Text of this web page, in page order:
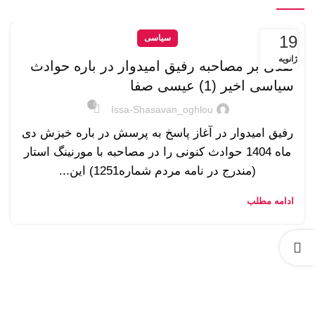
19
ژانویه
سیاسی
نقدی بر مصاحبه رفیق امیدوار در باره حوادث
سیاسی اخیر (1) عیسی صفا
Issa-Shasavan_oghlou
0
رفیق امیدوار در آغاز پاسخ به پرسش در باره خیزش دی
ماه 1404 حوادث کنونی را در مصاحبه با مورنینگ استار
(مندرج در نامه مردم شماره1251) این...
ادامه مطلب